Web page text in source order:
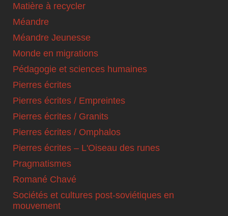
Matière à recycler
Méandre
Méandre Jeunesse
Monde en migrations
Pédagogie et sciences humaines
Pierres écrites
Pierres écrites / Empreintes
Pierres écrites / Granits
Pierres écrites / Omphalos
Pierres écrites – L'Oiseau des runes
Pragmatismes
Romané Chavé
Sociétés et cultures post-soviétiques en
mouvement